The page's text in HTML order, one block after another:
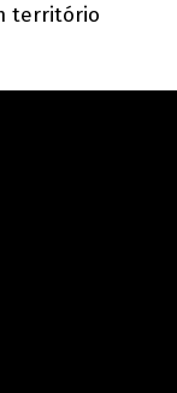
território